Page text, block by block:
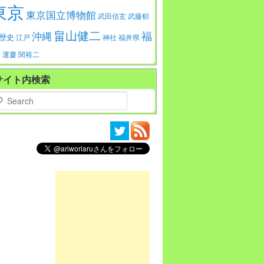
京東京国立博物館武田信玄武藤郁
史 江戸沖縄 畠山健二 神社 福井県 福
運慶 関裕二
イト内検索